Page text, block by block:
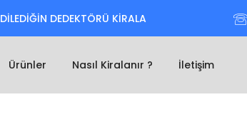
DİLEDİĞİN DEDEKTÖRÜ KİRALA
Ürünler Nasıl Kiralanır ? İletişim